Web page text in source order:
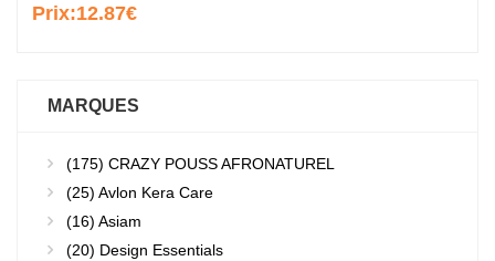
Prix:12.87€
MARQUES
(175) CRAZY POUSS AFRONATUREL
(25) Avlon Kera Care
(16) Asiam
(20) Design Essentials